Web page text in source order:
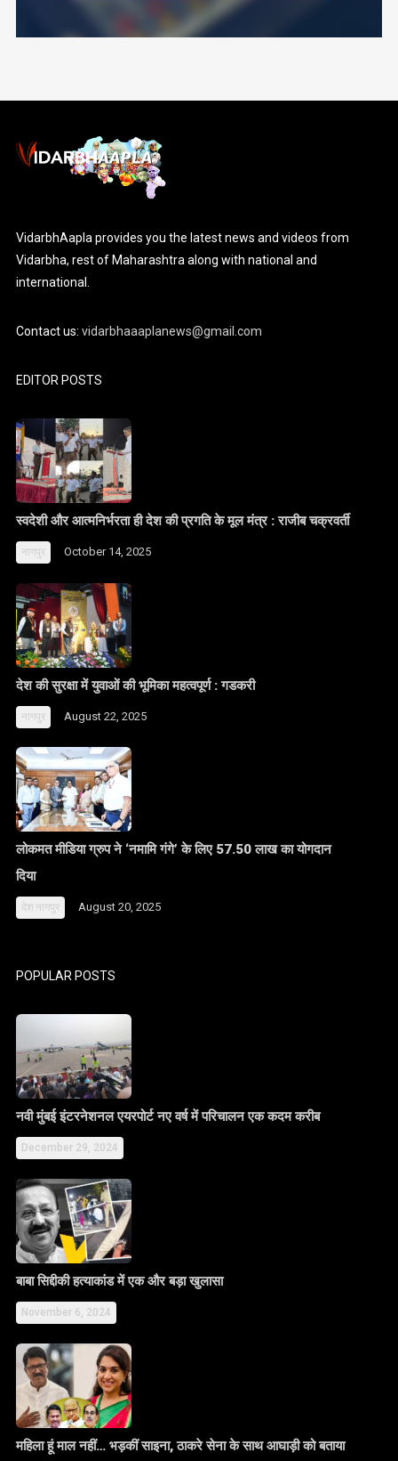
VidarbhAapla provides you the latest news and videos from
Vidarbha, rest of Maharashtra along with national and
international.
Contact us:vidarbhaaaplanews@gmail.com
EDITOR POSTS
स्वदेशी और आत्मनिर्भरता ही देश की प्रगति के मूल मंत्र : राजीब चक्रवर्ती
नागपुर October 14, 2025
देश की सुरक्षा में युवाओं की भूमिका महत्वपूर्ण : गडकरी
नागपुर August 22, 2025
लोकमत मीडिया ग्रुप ने ‘नमामि गंगे’ के लिए 57.50 लाख का योगदान
दिया
देश नागपुर August 20, 2025
POPULAR POSTS
नवी मुंबई इंटरनेशनल एयरपोर्ट नए वर्ष में परिचालन एक कदम करीब
December 29, 2024
बाबा सिद्दीकी हत्याकांड में एक और बड़ा खुलासा
November 6, 2024
महिला हूं माल नहीं… भड़कीं साइना, ठाकरे सेना के साथ आघाड़ी को बताया